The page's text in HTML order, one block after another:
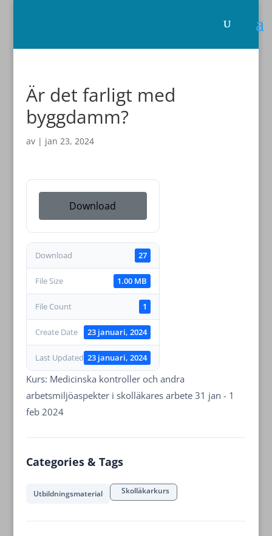
Är det farligt med
byggdamm?
av | jan 23, 2024
Download
Download 27
File Size 1.00 MB
File Count 1
Create Date 23 januari, 2024
Last Updated 23 januari, 2024
Kurs: Medicinska kontroller och andra
arbetsmiljöaspekter i skolläkares arbete 31 jan - 1
feb 2024
Categories & Tags
Utbildningsmaterial Skolläkarkurs